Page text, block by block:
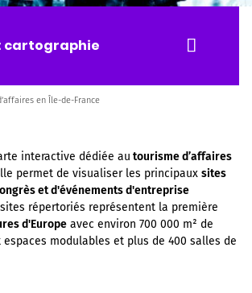
cartographie
en Île-de-France
interactive dédiée au tourisme d’affaires
permet de visualiser les principaux sites
et d'événements d'entreprise
sites répertoriés représentent la première
d'Europe avec environ 700 000 m² de
modulables et plus de 400 salles de